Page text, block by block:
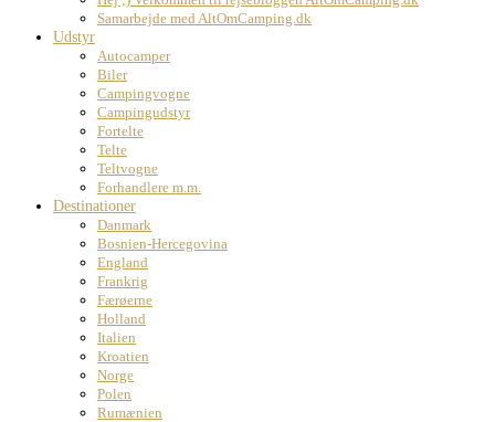
Samarbejde med AltOmCamping.dk
Udstyr
Autocamper
Biler
Campingvogne
Campingudstyr
Fortelte
Telte
Teltvogne
Forhandlere m.m.
Destinationer
Danmark
Bosnien-Hercegovina
England
Frankrig
Færøerne
Holland
Italien
Kroatien
Norge
Polen
Rumænien